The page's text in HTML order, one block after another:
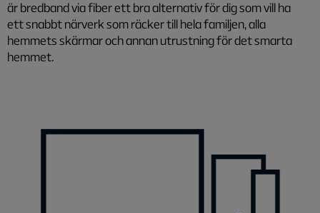
är bredband via fiber ett bra alternativ för dig som vill ha
ett snabbt närverk som räcker till hela familjen, alla
hemmets skärmar och annan utrustning för det smarta
hemmet.